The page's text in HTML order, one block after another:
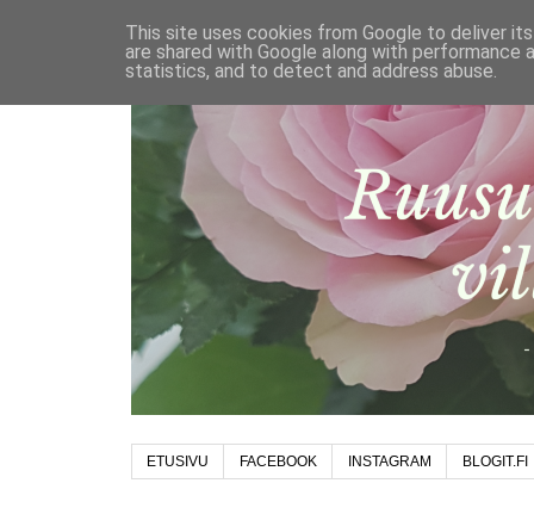
ETUSIVU FACEBOOK INSTAGRAM BLOGIT.FI
This site uses cookies from Google to deliver
are shared with Google along with
statistics, and to detect and address abuse.